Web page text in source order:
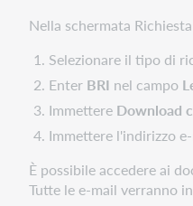
Nella schermata
Selezionare il tipo di
Enter BRI nel campo
Immettere Download
Immettere l'indirizzo
È possibile accedere ai
Tutte le e-mail verranno